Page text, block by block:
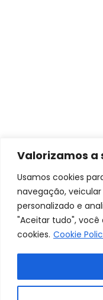
Valorizamos
Usamos cookies
navegação,
personalizado e
"Aceitar tudo",
cookies. Cookie